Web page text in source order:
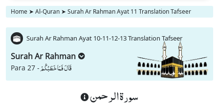
Home ➤ Al-Quran ➤ Surah Ar Rahman Ayat 11 Translation Tafseer
Surah Ar Rahman Ayat 10-11-12-13 Translation Tafseer
Surah Ar Rahman
Para 27 -قَالَ فَمَا خَطْبُكُمْ
سورة الرحمن